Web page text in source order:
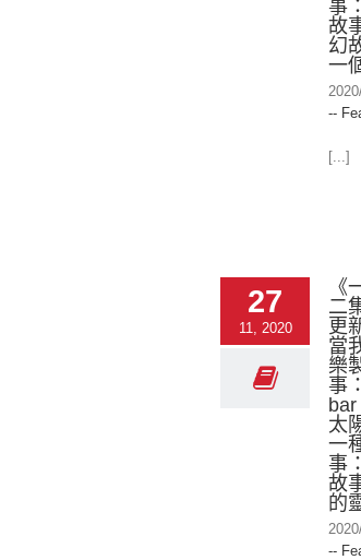
事
故
幻
一
--
[...]
27
11, 2020
《
二
更
當
樂
事
太
一
事
故
的
--